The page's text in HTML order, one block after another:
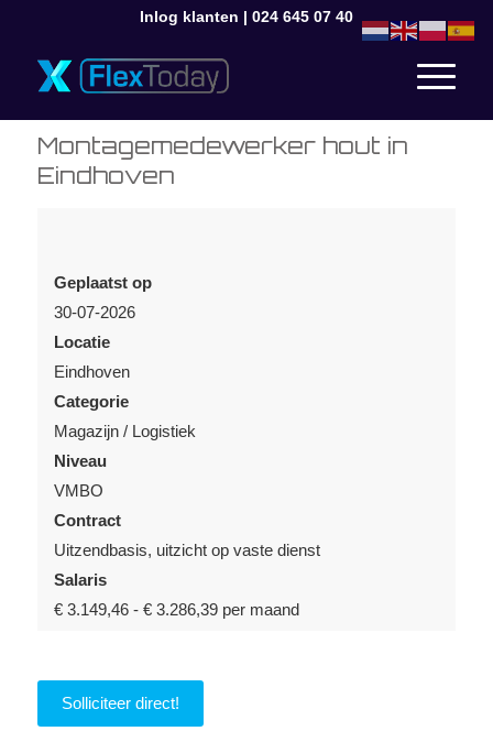
Inlog klanten | 024 645 07 40
Montagemedewerker hout in
Eindhoven
Geplaatst op
30-07-2026
Locatie
Eindhoven
Categorie
Magazijn / Logistiek
Niveau
VMBO
Contract
Uitzendbasis, uitzicht op vaste dienst
Salaris
€ 3.149,46 - € 3.286,39 per maand
Solliciteer direct!